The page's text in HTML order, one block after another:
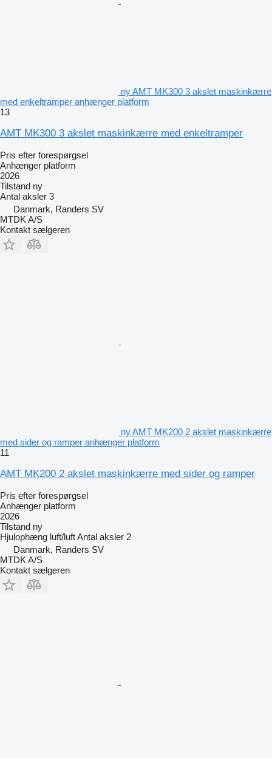
ny AMT MK300 3 akslet maskinkærre
med enkeltramper anhænger platform
13
AMT MK300 3 akslet maskinkærre med enkeltramper
Pris efter forespørgsel
Anhænger platform
2026
Tilstand ny
Antal aksler 3
Danmark, Randers SV
MTDK A/S
Kontakt sælgeren
ny AMT MK200 2 akslet maskinkærre
med sider og ramper anhænger platform
11
AMT MK200 2 akslet maskinkærre med sider og ramper
Pris efter forespørgsel
Anhænger platform
2026
Tilstand ny
Hjulophæng luft/luftAntal aksler 2
Danmark, Randers SV
MTDK A/S
Kontakt sælgeren